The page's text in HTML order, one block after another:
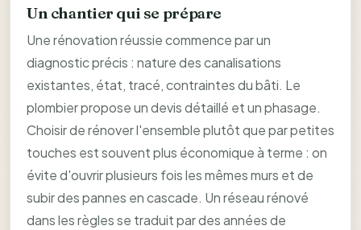
Un chantier qui se prépare
Une rénovation réussie commence par un
diagnostic précis : nature des canalisations
existantes, état, tracé, contraintes du bâti. Le
plombier propose un devis détaillé et un phasage.
Choisir de rénover l'ensemble plutôt que par petites
touches est souvent plus économique à terme : on
évite d'ouvrir plusieurs fois les mêmes murs et de
subir des pannes en cascade. Un réseau rénové
dans les règles se traduit par des années de